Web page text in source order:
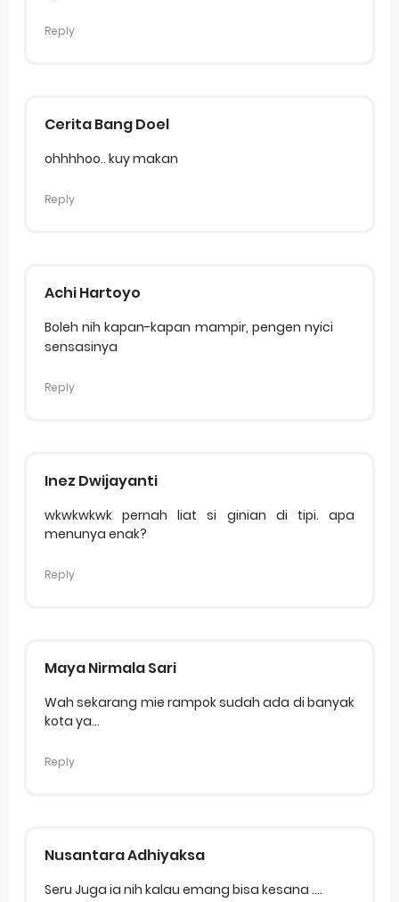
Reply
Cerita Bang Doel
ohhhhoo.. kuy makan
Reply
Achi Hartoyo
Boleh nih kapan-kapan mampir, pengen nyici
sensasinya
Reply
Inez Dwijayanti
wkwkwkwk pernah liat si ginian di tipi. apa
menunya enak?
Reply
Maya Nirmala Sari
Wah sekarang mie rampok sudah ada di banyak
kota ya...
Reply
Nusantara Adhiyaksa
Seru Juga ia nih kalau emang bisa kesana ....